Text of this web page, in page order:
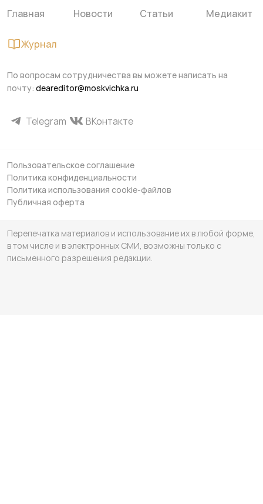
Главная Новости Статьи Медиакит
Журнал
По вопросам сотрудничества вы можете написать на
почту: deareditor@moskvichka.ru
Telegram ВКонтакте
Пользовательское соглашение
Политика конфиденциальности
Политика использования cookie-файлов
Публичная оферта
Перепечатка материалов и использование их в любой форме,
в том числе и в электронных СМИ, возможны только с
письменного разрешения редакции.